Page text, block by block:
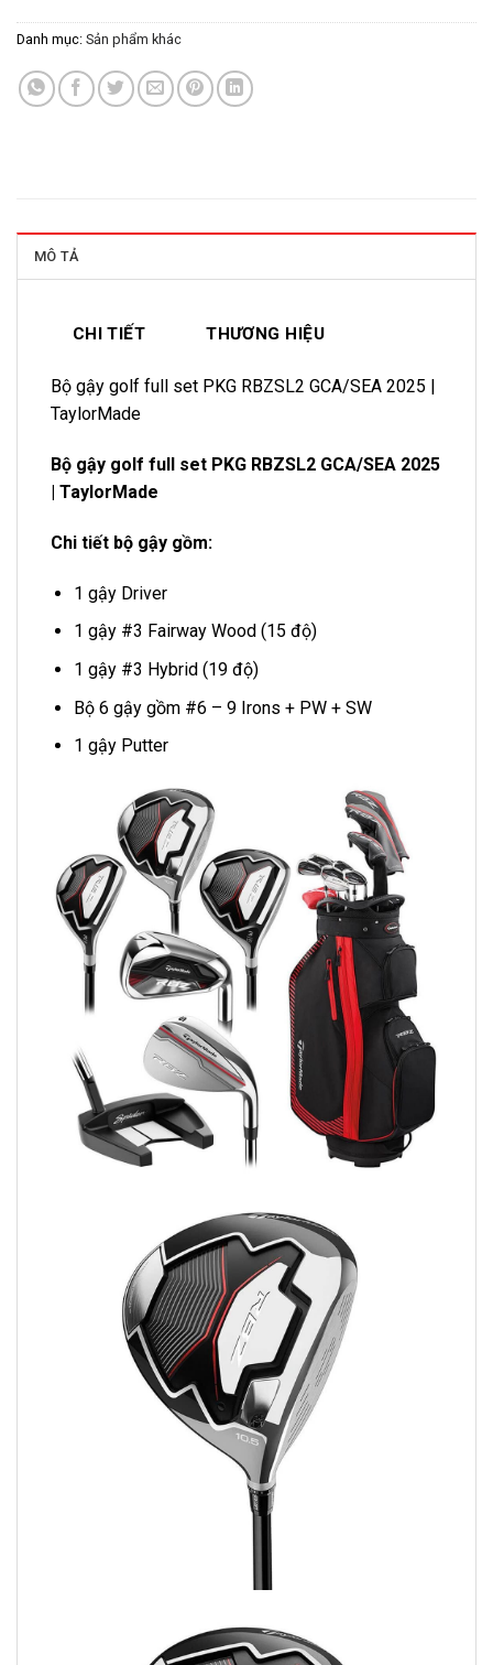
Danh mục: Sản phẩm khác
MÔ TẢ
CHI TIẾT THƯƠNG HIỆU
Bộ gậy golf full set PKG RBZSL2 GCA/SEA 2025 |
TaylorMade
Bộ gậy golf full set PKG RBZSL2 GCA/SEA 2025
| TaylorMade
Chi tiết bộ gậy gồm:
1 gậy Driver
1 gậy #3 Fairway Wood (15 độ)
1 gậy #3 Hybrid (19 độ)
Bộ 6 gậy gồm #6 – 9 Irons + PW + SW
1 gậy Putter